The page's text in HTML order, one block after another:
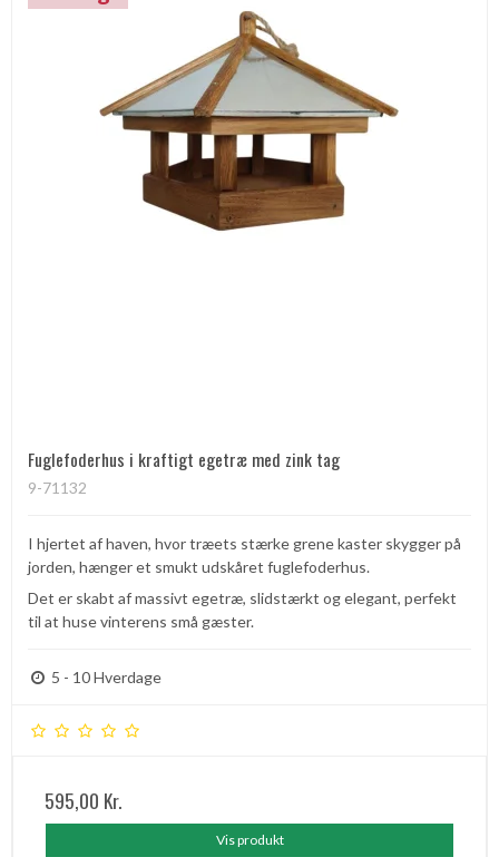
Fuglefoderhus i kraftigt egetræ med zink tag
9-71132
I hjertet af haven, hvor træets stærke grene kaster skygger på
jorden, hænger et smukt udskåret fuglefoderhus.
Det er skabt af massivt egetræ, slidstærkt og elegant, perfekt
til at huse vinterens små gæster.
5 - 10 Hverdage
595,00 Kr.
Vis produkt